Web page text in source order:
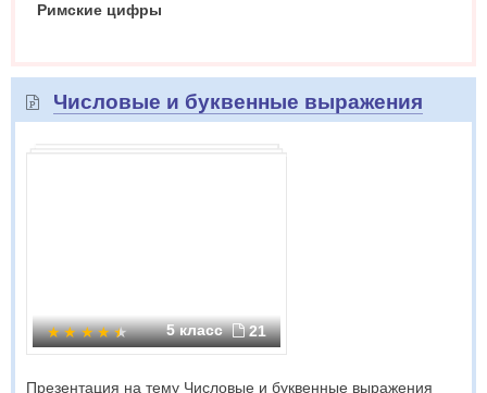
Римские цифры
Числовые и буквенные выражения
5 класс 21
Презентация на тему Числовые и буквенные выражения